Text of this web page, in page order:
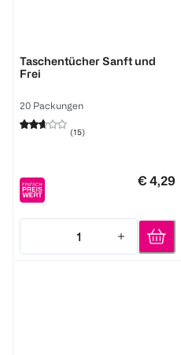
Taschentücher Sanft und
Frei
20 Packungen
(15)
€ 4,29
1
Quantity: 1